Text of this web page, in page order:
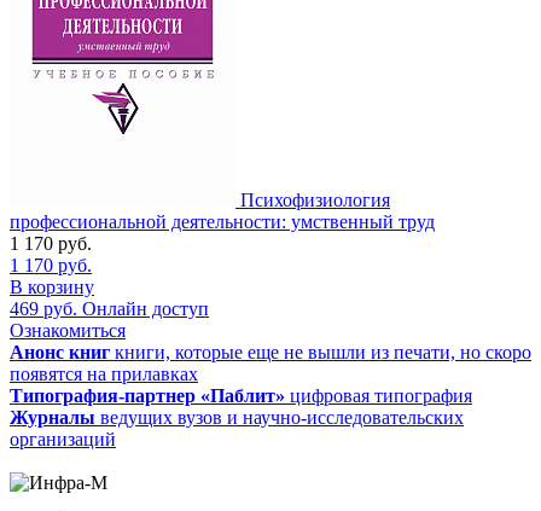
Психофизиология
профессиональной деятельности: умственный труд
1 170 руб.
1 170 руб.
В корзину
469 руб. Онлайн доступ
Ознакомиться
Анонс книг книги, которые еще не вышли из печати, но скоро
появятся на прилавках
Типография-партнер «Паблит» цифровая типография
Журналы ведущих вузов и научно-исследовательских
организаций